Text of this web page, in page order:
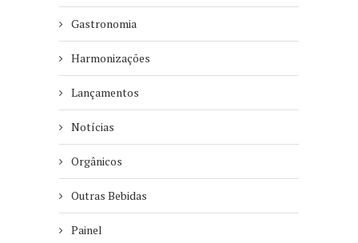
Gastronomia
Harmonizações
Lançamentos
Notícias
Orgânicos
Outras Bebidas
Painel